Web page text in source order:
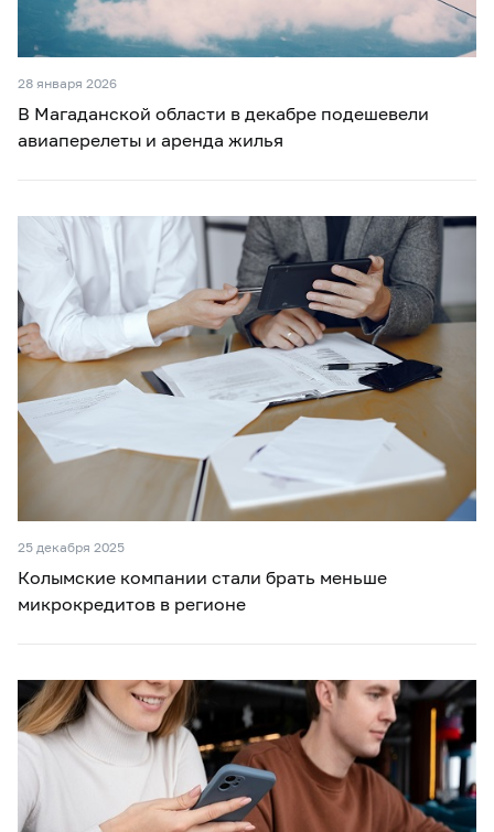
28 января 2026
В Магаданской области в декабре подешевели
авиаперелеты и аренда жилья
25 декабря 2025
Колымские компании стали брать меньше
микрокредитов в регионе